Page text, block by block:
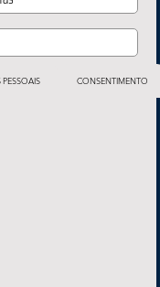
CONSENTIMENTO